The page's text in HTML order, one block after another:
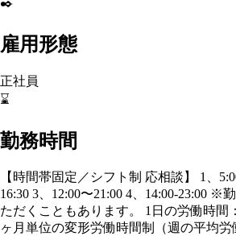
雇用形態
正社員
⌛
勤務時間
【時間帯固定／シフト制 応相談】 1、
16:30 3、12:00〜21:00 4、14:00-23:00 ※
ただくこともあります。 1日の労働時間
ヶ月単位の変形労働時間制（週の平均労